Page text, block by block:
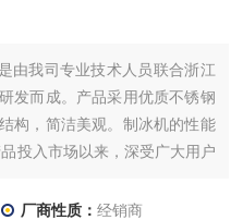
由我司专业技术人员联合浙江
发而成。产品采用优质不锈钢
构，简洁美观。制冰机的性能
投入市场以来，深受广大用户
厂商性质： 经销商